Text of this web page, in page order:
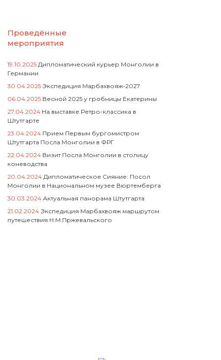
Проведённые
мероприятия
19.10.2025 Дипломатический курьер Монголии в
Германии
30.04.2025 Экспедиция Марбахвояж-2027
06.04.2025 Весной 2025 у гробницы Екатерины
27.04.2024 На выставке Ретро-классика в
Штутгарте
23.04.2024 Прием Первым бургомистром
Штутгарта Посла Монголии в ФРГ
22.04.2024 Визит Посла Монголии в столицу
коневодства
20.04.2024 Дипломатическое Сияние: Посол
Монголии в Национальном музее Вюртемберга
30.03.2024 Актуальная панорама Штутгарта
21.02.2024 Экспедиция Марбахвояж маршрутом
путешествия Н.М.Пржевальского